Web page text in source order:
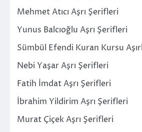
Mehmet Atıcı Aşrı Şerifleri
Yunus Balcıoğlu Aşrı Şerifleri
Sümbül Efendi Kuran Kursu
Nebi Yaşar Aşrı Şerifleri
Fatih İmdat Aşrı Şerifleri
İbrahim Yildirim Aşrı Şerifleri
Murat Çiçek Aşrı Şerifleri